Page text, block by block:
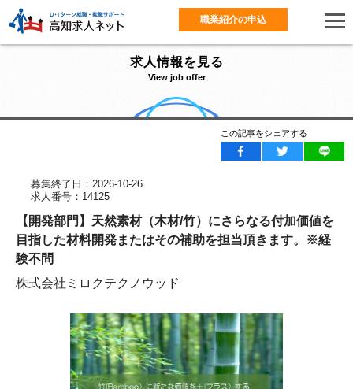
職業紹介の申込
求人情報を見る
View job offer
この記事をシェアする
募集終了日：2026-10-26
求人番号：14125
【開発部門】天然素材（木材/竹）にさらなる付加価値を
目指した材料開発またはその補助を担当頂きます。※経
験不問
株式会社ミロクテクノウッド